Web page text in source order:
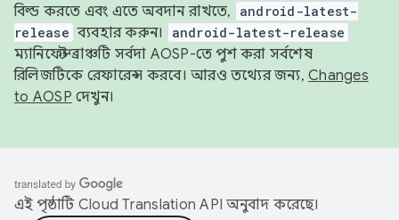
বিল্ড করতে এবং এতে অবদান রাখতে,
android-latest-
release ব্যবহার করুন। android-latest-release
ম্যানিফেস্ট ব্রাঞ্চটি সর্বদা AOSP-তে পুশ করা সর্বশেষ
রিলিজটিকে রেফারেন্স করবে। আরও তথ্যের জন্য, Changes
to AOSP দেখুন।
এই পৃষ্ঠাটি Cloud Translation API অনুবাদ করেছে।